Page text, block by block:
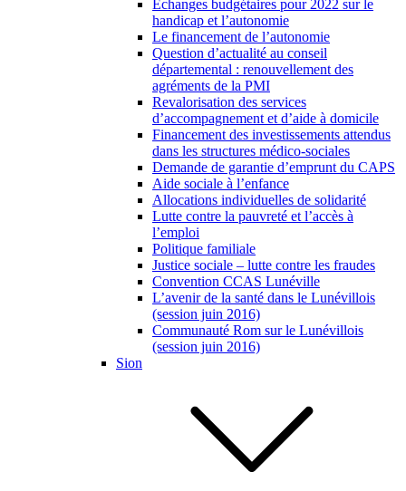
Échanges budgétaires pour 2022 sur le
handicap et l’autonomie
Le financement de l’autonomie
Question d’actualité au conseil
départemental : renouvellement des
agréments de la PMI
Revalorisation des services
d’accompagnement et d’aide à domicile
Financement des investissements attendus
dans les structures médico-sociales
Demande de garantie d’emprunt du CAPS
Aide sociale à l’enfance
Allocations individuelles de solidarité
Lutte contre la pauvreté et l’accès à
l’emploi
Politique familiale
Justice sociale – lutte contre les fraudes
Convention CCAS Lunéville
L’avenir de la santé dans le Lunévillois
(session juin 2016)
Communauté Rom sur le Lunévillois
(session juin 2016)
Sion